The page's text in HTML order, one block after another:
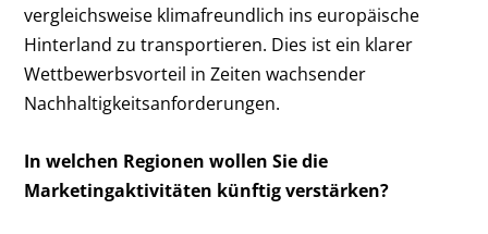
vergleichsweise klimafreundlich ins europäische
Hinterland zu transportieren. Dies ist ein klarer
Wettbewerbsvorteil in Zeiten wachsender
Nachhaltigkeitsanforderungen.
In welchen Regionen wollen Sie die
Marketingaktivitäten künftig verstärken?